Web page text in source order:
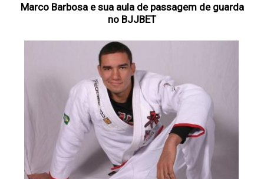
Marco Barbosa e sua aula de passagem de guarda
no BJJBET